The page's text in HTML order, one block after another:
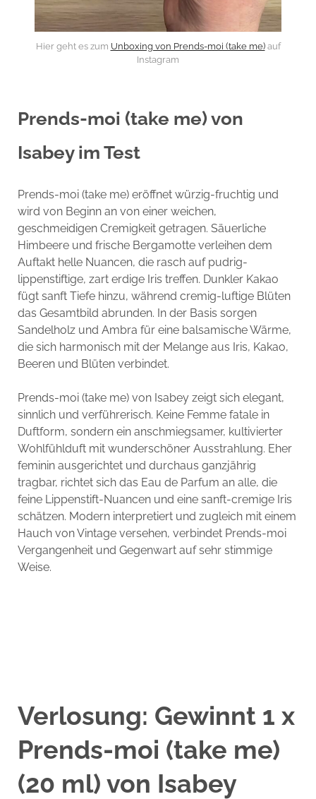
Hier geht es zum Unboxing von Prends-moi (take me)auf
Instagram
Prends-moi (take me) von
Isabey im Test
Prends-moi (take me) eröffnet würzig-fruchtig und
wird von Beginn an von einer weichen,
geschmeidigen Cremigkeit getragen. Säuerliche
Himbeere und frische Bergamotte verleihen dem
Auftakt helle Nuancen, die rasch auf pudrig-
lippenstiftige, zart erdige Iris treffen. Dunkler Kakao
fügt sanft Tiefe hinzu, während cremig-luftige Blüten
das Gesamtbild abrunden. In der Basis sorgen
Sandelholz und Ambra für eine balsamische Wärme,
die sich harmonisch mit der Melange aus Iris, Kakao,
Beeren und Blüten verbindet.
Prends-moi (take me) von Isabey zeigt sich elegant,
sinnlich und verführerisch. Keine Femme fatale in
Duftform, sondern ein anschmiegsamer, kultivierter
Wohlfühlduft mit wunderschöner Ausstrahlung. Eher
feminin ausgerichtet und durchaus ganzjährig
tragbar, richtet sich das Eau de Parfum an alle, die
feine Lippenstift-Nuancen und eine sanft-cremige Iris
schätzen. Modern interpretiert und zugleich mit einem
Hauch von Vintage versehen, verbindet Prends-moi
Vergangenheit und Gegenwart auf sehr stimmige
Weise.
Verlosung: Gewinnt 1 x
Prends-moi (take me)
(20 ml) von Isabey